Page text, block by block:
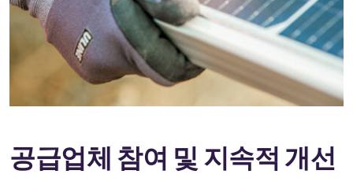
공급업체 참여 및 지속적 개선